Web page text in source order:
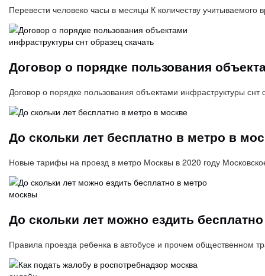
Перевести человеко часы в месяцы К количеству
Договор о порядке пользования
Договор о порядке пользования объектами инфраструктуры
До скольки лет бесплатно в метро в
Новые тарифы на проезд в метро Москвы в 2020 году
До скольки лет можно ездить
Правила проезда ребенка в автобусе и прочем общественном